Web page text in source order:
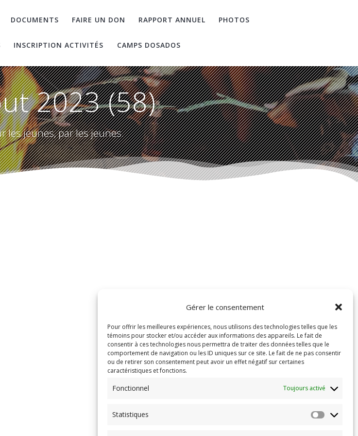
Gérer le consentement
Pour offrir les meilleures expériences, nous utilisons des technologies telles que les
témoins pour stocker et/ou accéder aux informations des appareils. Le fait de
consentir à ces technologies nous permettra de traiter des données telles que le
comportement de navigation ou les ID uniques sur ce site. Le fait de ne pas consentir
ou de retirer son consentement peut avoir un effet négatif sur certaines
caractéristiques et fonctions.
Fonctionnel Toujours activé
Statistiques
DOCUMENTS FAIRE UN DON RAPPORT ANNUEL PHOTOS
INSCRIPTION ACTIVITÉS CAMPS DOSADOS
2023 (58)
les jeunes, par les jeunes.